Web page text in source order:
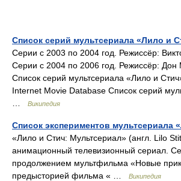
Список серий мультсериала «Лило и
Серии с 2003 по 2004 год. Режиссёр:
Серии с 2004 по 2006 год. Режиссёр: Дон
Список серий мультсериала «Лило и
Internet Movie Database Список серий
Википедия
Список экспериментов мультсериала
«Лило и Стич: Мультсериал» (англ. Lilo
анимационный телевизионный сериал.
продолжением мультфильма «Новые
предысторией фильма « …
Википедия